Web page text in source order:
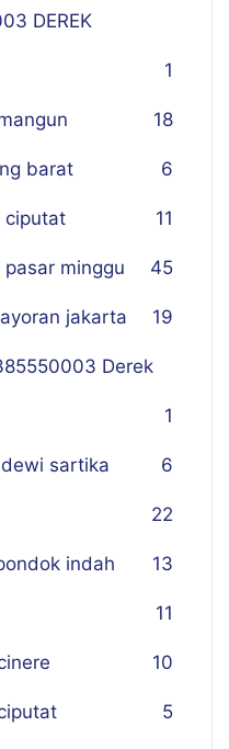
DEREK
1
18
barat 6
ciputat 11
minggu 45
jakarta 19
Derek
1
sartika 6
22
indah 13
11
10
5